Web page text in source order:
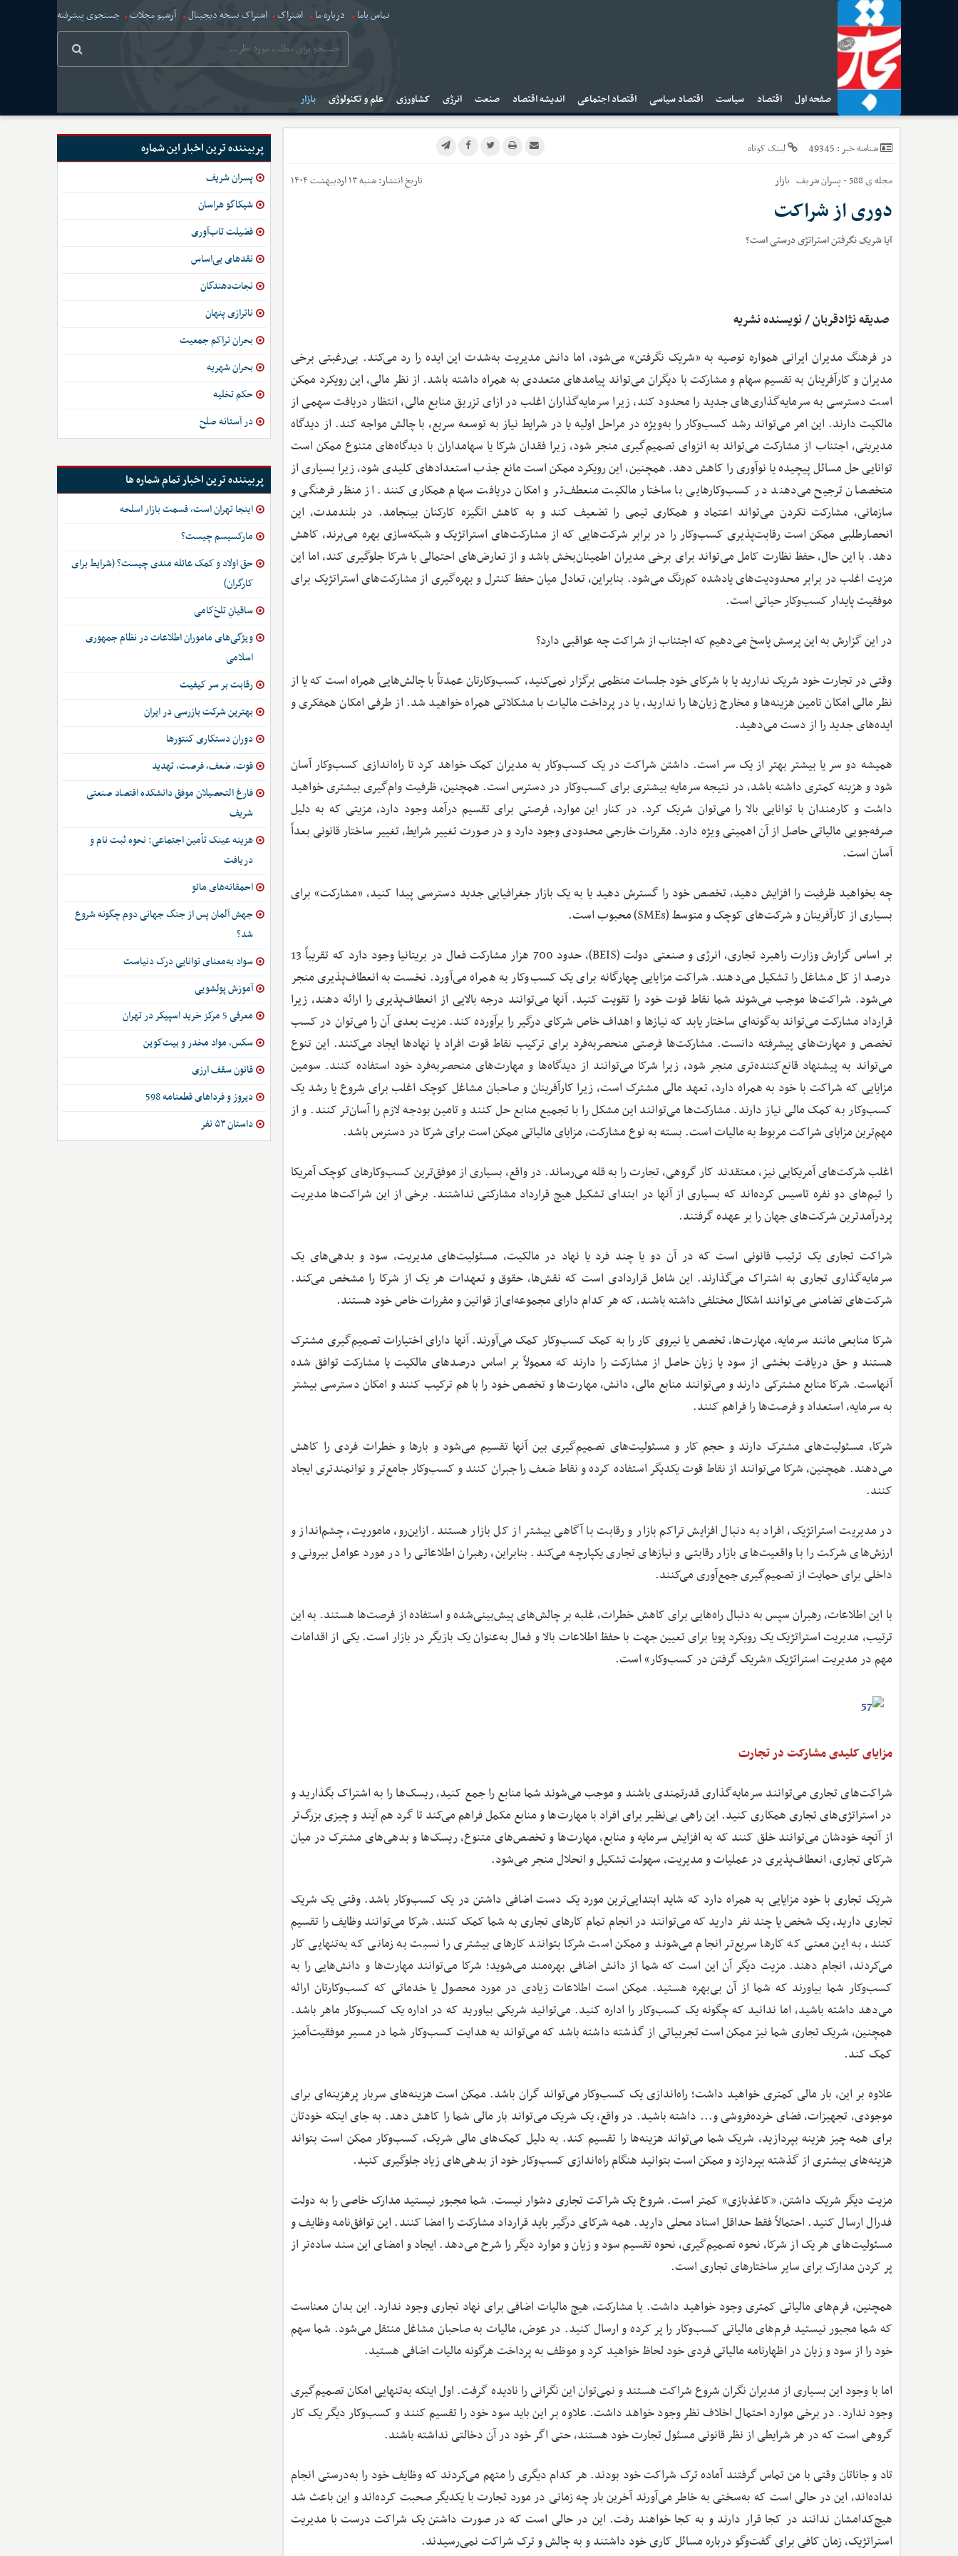
تماس باما درباره ما اشتراک اشتراک نسخه دیجیتال آرشیو مجلات جستجوی پیشرفته
صفحه اول اقتصاد سیاست اقتصاد سیاسی اقتصاد اجتماعی اندیشه اقتصاد صنعت انرژی کشاورزی علم و تکنولوژی بازار
شناسه خبر : 49345
لینک کوتاه
مجله ی 588 - پسران شریف
بازار تاریخ انتشار:شنبه ۱۳ اردیبهشت ۱۴۰۴
دوری از شراکت
آیا شریک نگرفتن استراتژی درستی است؟
صدیقه نژادقربان / نویسنده نشریه
در فرهنگ مدیران ایرانی همواره توصیه به «شریک نگرفتن» می‌شود، اما دانش مدیریت به‌شدت این ایده را رد می‌کند. بی‌رغبتی برخی
مدیران و کارآفرینان به تقسیم سهام و مشارکت با دیگران می‌تواند پیامدهای متعددی به همراه داشته باشد. از نظر مالی، این رویکرد ممکن
است دسترسی به سرمایه‌گذاری‌های جدید را محدود کند، زیرا سرمایه‌گذاران اغلب در ازای تزریق منابع مالی، انتظار دریافت سهمی از
مالکیت دارند. این امر می‌تواند رشد کسب‌وکار را به‌ویژه در مراحل اولیه یا در شرایط نیاز به توسعه سریع، با چالش مواجه کند. از دیدگاه
مدیریتی، اجتناب از مشارکت می‌تواند به انزوای تصمیم‌گیری منجر شود، زیرا فقدان شرکا یا سهامداران با دیدگاه‌های متنوع ممکن است
توانایی حل مسائل پیچیده یا نوآوری را کاهش دهد. همچنین، این رویکرد ممکن است مانع جذب استعدادهای کلیدی شود، زیرا بسیاری از
متخصصان ترجیح می‌دهند در کسب‌وکارهایی با ساختار مالکیت منعطف‌تر و امکان دریافت سهام همکاری کنند. از منظر فرهنگی و
سازمانی، مشارکت نکردن می‌تواند اعتماد و همکاری تیمی را تضعیف کند و به کاهش انگیزه کارکنان بینجامد. در بلندمدت، این
انحصارطلبی ممکن است رقابت‌پذیری کسب‌وکار را در برابر شرکت‌هایی که از مشارکت‌های استراتژیک و شبکه‌سازی بهره می‌برند، کاهش
دهد. با این حال، حفظ نظارت کامل می‌تواند برای برخی مدیران اطمینان‌بخش باشد و از تعارض‌های احتمالی با شرکا جلوگیری کند، اما این
مزیت اغلب در برابر محدودیت‌های یادشده کم‌رنگ می‌شود. بنابراین، تعادل میان حفظ کنترل و بهره‌گیری از مشارکت‌های استراتژیک برای
موفقیت پایدار کسب‌وکار حیاتی است.
در این گزارش به این پرسش پاسخ می‌دهیم که اجتناب از شراکت چه عواقبی دارد؟
وقتی در تجارت خود شریک ندارید یا با شرکای خود جلسات منظمی برگزار نمی‌کنید، کسب‌وکارتان عمدتاً با چالش‌هایی همراه است که یا از
نظر مالی امکان تامین هزینه‌ها و مخارج زیان‌ها را ندارید، یا در پرداخت مالیات با مشکلاتی همراه خواهید شد. از طرفی امکان همفکری و
ایده‌های جدید را از دست می‌دهید.
همیشه دو سر یا بیشتر بهتر از یک سر است. داشتن شراکت در یک کسب‌وکار به مدیران کمک خواهد کرد تا راه‌اندازی کسب‌وکار آسان
شود و هزینه کمتری داشته باشد، در نتیجه سرمایه بیشتری برای کسب‌وکار در دسترس است. همچنین، ظرفیت وام‌گیری بیشتری خواهید
داشت و کارمندان با توانایی بالا را می‌توان شریک کرد. در کنار این موارد، فرصتی برای تقسیم درآمد وجود دارد، مزیتی که به دلیل
صرفه‌جویی مالیاتی حاصل از آن اهمیتی ویژه‌ دارد. مقررات خارجی محدودی وجود دارد و در صورت تغییر شرایط، تغییر ساختار قانونی بعداً
آسان است.
چه بخواهید ظرفیت را افزایش دهید، تخصص خود را گسترش دهید یا به یک بازار جغرافیایی جدید دسترسی پیدا کنید، «مشارکت» برای
بسیاری از کارآفرینان و شرکت‌های کوچک و متوسط (SMEs) محبوب است.
بر اساس گزارش وزارت راهبرد تجاری، انرژی و صنعتی دولت (BEIS)، حدود 700 هزار مشارکت فعال در بریتانیا وجود دارد که تقریباً 13
درصد از کل مشاغل را تشکیل می‌دهند. شراکت مزایایی چهارگانه برای یک کسب‌وکار به همراه می‌آورد. نخست به انعطاف‌پذیری منجر
می‌شود. شراکت‌ها موجب می‌شوند شما نقاط قوت خود را تقویت کنید. آنها می‌توانند درجه بالایی از انعطاف‌پذیری را ارائه دهند، زیرا
قرارداد مشارکت می‌تواند به‌گونه‌ای ساختار یابد که نیازها و اهداف خاص شرکای درگیر را برآورده کند. مزیت بعدی آن را می‌توان در کسب
تخصص و مهارت‌های پیشرفته دانست. مشارکت‌ها فرصتی منحصربه‌فرد برای ترکیب نقاط قوت افراد یا نهادها ایجاد می‌کنند. این تنوع
می‌تواند به پیشنهاد قانع‌کننده‌تری منجر شود، زیرا شرکا می‌توانند از دیدگاه‌ها و مهارت‌های منحصربه‌فرد خود استفاده کنند. سومین
مزایایی که شراکت با خود به همراه دارد، تعهد مالی مشترک است، زیرا کارآفرینان و صاحبان مشاغل کوچک اغلب برای شروع یا رشد یک
کسب‌وکار به کمک مالی نیاز دارند. مشارکت‌ها می‌توانند این مشکل را با تجمیع منابع حل کنند و تامین بودجه لازم را آسان‌تر کنند. و از
مهم‌ترین مزایای شراکت مربوط به مالیات است. بسته به نوع مشارکت، مزایای مالیاتی ممکن است برای شرکا در دسترس باشد.
اغلب شرکت‌های آمریکایی نیز، معتقدند کار گروهی، تجارت را به قله می‌رساند. در واقع، بسیاری از موفق‌ترین کسب‌وکارهای کوچک آمریکا
را تیم‌های دو نفره تاسیس کرده‌اند که بسیاری از آنها در ابتدای تشکیل هیچ قرارداد مشارکتی نداشتند. برخی از این شراکت‌ها مدیریت
پردرآمدترین شرکت‌های جهان را بر عهده گرفتند.
شراکت تجاری یک ترتیب قانونی است که در آن دو یا چند فرد یا نهاد در مالکیت، مسئولیت‌های مدیریت، سود و بدهی‌های یک
سرمایه‌گذاری تجاری به اشتراک می‌گذارند. این شامل قراردادی است که نقش‌ها، حقوق و تعهدات هر یک از شرکا را مشخص می‌کند.
شرکت‌های تضامنی می‌توانند اشکال مختلفی داشته باشند، که هر کدام دارای مجموعه‌ای‌از قوانین و مقررات خاص خود هستند.
شرکا منابعی مانند سرمایه، مهارت‌ها، تخصص یا نیروی کار را به کمک کسب‌وکار کمک می‌آورند. آنها دارای اختیارات تصمیم‌گیری مشترک
هستند و حق دریافت بخشی از سود یا زیان حاصل از مشارکت را دارند که معمولاً بر اساس درصدهای مالکیت یا مشارکت توافق شده
آنهاست. شرکا منابع مشترکی دارند و می‌توانند منابع مالی، دانش، مهارت‌ها و تخصص خود را با هم ترکیب کنند و امکان دسترسی بیشتر
به سرمایه، استعداد و فرصت‌ها را فراهم کنند.
شرکا، مسئولیت‌های مشترک دارند و حجم کار و مسئولیت‌های تصمیم‌گیری بین آنها تقسیم می‌شود و بارها و خطرات فردی را کاهش
می‌دهند. همچنین، شرکا می‌توانند از نقاط قوت یکدیگر استفاده کرده و نقاط ضعف را جبران کنند و کسب‌وکار جامع‌تر و توانمندتری ایجاد
کنند.
در مدیریت استراتژیک، افراد به دنبال افزایش تراکم بازار و رقابت با آگاهی بیشتر از کل بازار هستند. ازاین‌رو، ماموریت، چشم‌انداز و
ارزش‌های شرکت را با واقعیت‌های بازار رقابتی و نیازهای تجاری یکپارچه می‌کند. بنابراین، رهبران اطلاعاتی را در مورد عوامل بیرونی و
داخلی برای حمایت از تصمیم‌گیری جمع‌آوری می‌کنند.
با این اطلاعات، رهبران سپس به دنبال راه‌هایی برای کاهش خطرات، غلبه بر چالش‌های پیش‌بینی‌شده و استفاده از فرصت‌ها هستند. به این
ترتیب، مدیریت استراتژیک یک رویکرد پویا برای تعیین جهت با حفظ اطلاعات بالا و فعال به‌عنوان یک بازیگر در بازار است. یکی از اقدامات
مهم در مدیریت استراتژیک «شریک گرفتن در کسب‌وکار» است.
مزایای کلیدی مشارکت در تجارت
شراکت‌های تجاری می‌توانند سرمایه‌گذاری قدرتمندی باشند و موجب می‌شوند شما منابع را جمع کنید، ریسک‌ها را به اشتراک بگذارید و
در استراتژی‌های تجاری همکاری کنید. این راهی بی‌نظیر برای افراد با مهارت‌ها و منابع مکمل فراهم می‌کند تا گرد هم آیند و چیزی بزرگ‌تر
از آنچه خودشان می‌توانند خلق کنند که به افزایش سرمایه و منابع، مهارت‌ها و تخصص‌های متنوع، ریسک‌ها و بدهی‌های مشترک در میان
شرکای تجاری، انعطاف‌پذیری در عملیات و مدیریت، سهولت تشکیل و انحلال منجر می‌شود.
شریک تجاری با خود مزایایی به همراه دارد که شاید ابتدایی‌ترین مورد یک دست اضافی داشتن در یک کسب‌وکار باشد. وقتی یک شریک
تجاری دارید، یک شخص یا چند نفر دارید که می‌توانند در انجام تمام کارهای تجاری به شما کمک کنند. شرکا می‌توانند وظایف را تقسیم
کنند، به این معنی که کارها سریع‌تر انجام می‌شوند و ممکن است شرکا بتوانند کارهای بیشتری را نسبت به زمانی که به‌تنهایی کار
می‌کردند، انجام دهند. مزیت دیگر آن این است که شما از دانش اضافی بهره‌مند می‌شوید؛ شرکا می‌توانند مهارت‌ها و دانش‌هایی را به
کسب‌وکار شما بیاورند که شما از آن بی‌بهره هستید. ممکن است اطلاعات زیادی در مورد محصول یا خدماتی که کسب‌وکارتان ارائه
می‌دهد داشته باشید، اما ندانید که چگونه یک کسب‌وکار را اداره کنید. می‌توانید شریکی بیاورید که در اداره یک کسب‌وکار ماهر باشد.
همچنین، شریک تجاری شما نیز ممکن است تجربیاتی از گذشته داشته باشد که می‌تواند به هدایت کسب‌وکار شما در مسیر موفقیت‌آمیز
کمک کند.
علاوه بر این، بار مالی کمتری خواهید داشت؛ راه‌اندازی یک کسب‌وکار می‌تواند گران باشد. ممکن است هزینه‌های سربار پرهزینه‌ای برای
موجودی، تجهیزات، فضای خرده‌فروشی و... داشته باشید. در واقع، یک شریک می‌تواند بار مالی شما را کاهش دهد. به جای اینکه خودتان
برای همه چیز هزینه بپردازید، شریک شما می‌تواند هزینه‌ها را تقسیم کند. به دلیل کمک‌های مالی شریک، کسب‌وکار ممکن است بتواند
هزینه‌های بیشتری از گذشته بپردازد و ممکن است بتوانید هنگام راه‌اندازی کسب‌وکار خود از بدهی‌های زیاد جلوگیری کنید.
مزیت دیگر شریک داشتن، «کاغذبازی» کمتر است. شروع یک شراکت تجاری دشوار نیست. شما مجبور نیستید مدارک خاصی را به دولت
فدرال ارسال کنید. احتمالاً فقط حداقل اسناد محلی دارید. همه شرکای درگیر باید قرارداد مشارکت را امضا کنند. این توافق‌نامه وظایف و
مسئولیت‌های هر یک از شرکا، نحوه تصمیم‌گیری، نحوه تقسیم سود و زیان و موارد دیگر را شرح می‌دهد. ایجاد و امضای این سند ساده‌تر از
پر کردن مدارک برای سایر ساختارهای تجاری است.
همچنین، فرم‌های مالیاتی کمتری وجود خواهید داشت. با مشارکت، هیچ مالیات اضافی برای نهاد تجاری وجود ندارد. این بدان معناست
که شما مجبور نیستید فرم‌های مالیاتی کسب‌وکار را پر کرده و ارسال کنید. در عوض، مالیات به صاحبان مشاغل منتقل می‌شود. شما سهم
خود را از سود و زیان در اظهارنامه مالیاتی فردی خود لحاظ خواهید کرد و موظف به پرداخت هرگونه مالیات اضافی هستید.
اما با وجود این بسیاری از مدیران نگران شروع شراکت هستند و نمی‌توان این نگرانی را نادیده گرفت. اول اینکه به‌تنهایی امکان تصمیم‌گیری
وجود ندارد. در برخی موارد احتمال اخلاف نظر وجود خواهد داشت. علاوه بر این باید سود خود را تقسیم کنند و کسب‌وکار دیگر یک کار
گروهی است که در هر شرایطی از نظر قانونی مسئول تجارت خود هستند، حتی اگر خود در آن دخالتی نداشته باشند.
تاد و جاناتان وقتی با من تماس گرفتند آماده ترک شراکت خود بودند. هر کدام دیگری را متهم می‌کردند که وظایف خود را به‌درستی انجام
نداده‌اند، این در حالی است که به‌سختی به خاطر می‌آورند آخرین بار چه زمانی در مورد تجارت با یکدیگر صحبت کرده‌اند و این باعث شد
هیچ‌کدامشان ندانند در کجا قرار دارند و به کجا خواهند رفت. این در حالی است که در صورت داشتن یک شراکت درست با مدیریت
استراتژیک، زمان کافی برای گفت‌وگو درباره مسائل کاری خود داشتند و به چالش و ترک شراکت نمی‌رسیدند.
پربیننده ترین اخبار این شماره
پسران شریف
شیکاگو هراسان
فضیلت تاب‌آوری
نقدهای بی‌اساس
نجات‌دهندگان
ناترازی پنهان
بحران تراکم جمعیت
بحران شهریه
حکم تخلیه
در آستانه صلح
پربیننده ترین اخبار تمام شماره ها
اینجا تهران است، قسمت بازار اسلحه
مارکسیسم چیست؟
حق اولاد و کمک عائله مندی چیست؟ (شرایط برای
کارگران)
ساقیانِ تلخ‌کامی
ویژگی‌های ماموران اطلاعات در نظام جمهوری
اسلامی
رقابت بر سر کیفیت
بهترین شرکت بازرسی در ایران
دوران دستکاری کنتورها
قوت، ضعف، فرصت، تهدید
فارغ التحصیلان موفق دانشکده اقتصاد صنعتی
شریف
هزینه عینک تأمین اجتماعی: نحوه ثبت نام و
دریافت
احمقانه‌های مائو
جهش آلمان پس از جنگ جهانی دوم چگونه شروع
شد؟
سواد به‌معنای توانایی درک دنیاست
آموزش پولشویی
معرفی 5 مرکز خرید اسپیکر در تهران
سکس، مواد مخدر و بیت‌کوین
قانون سقف ارزی
دیروز و فرداهای قطعنامه 598
داستان ۵۳ نفر